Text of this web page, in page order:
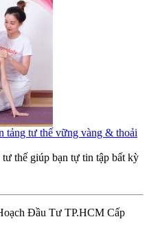
tư thế vững vàng & thoải
thế giúp bạn tự tin tập bất kỳ
Đầu Tư TP.HCM Cấp